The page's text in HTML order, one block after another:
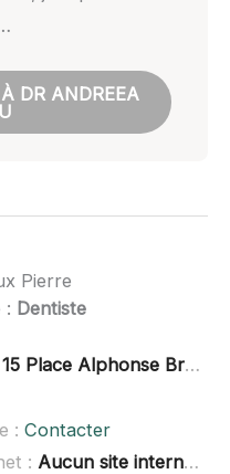
DR ANDREEA
Pierre
: Dentiste
15 Place Alphonse Bray, 59123 Bray-Dunes
: Contacter
: Aucun site internet connu